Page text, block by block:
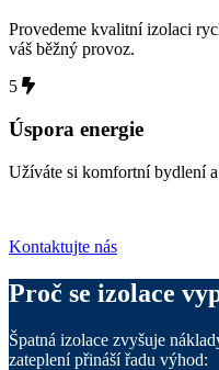
Provedeme kvalitní izolaci
váš běžný provoz.
5
Úspora energie
Užíváte si komfortní bydlení
Kontaktujte nás
Proč se izolace
Špatná izolace zvyšuje
zateplení přináší řadu výhod: